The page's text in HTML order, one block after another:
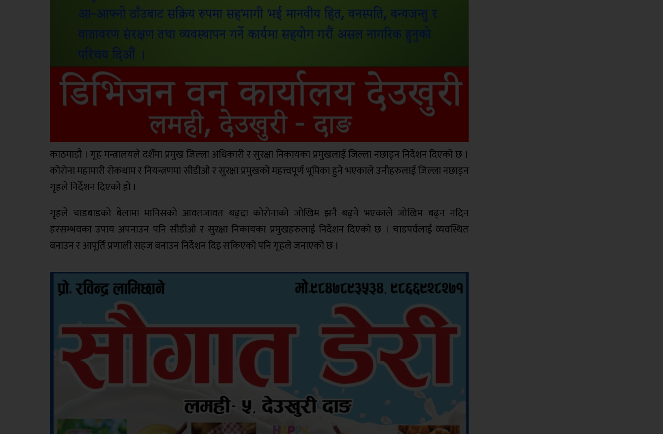
काठमाडाै‌ । गृह मन्त्रालयले दशैँमा प्रमुख जिल्ला अधिकारी र सुरक्षा निकायका प्रमुखलाई जिल्ला नछाड्न निर्देशन दिएको छ ।
कोरोना महामारी रोकथाम र नियन्त्रणमा सीडीओ र सुरक्षा प्रमुखको महत्त्वपूर्ण भूमिका हुने भएकाले उनीहरुलाई जिल्ला नछाड्न
गृहले निर्देशन दिएको हो ।
गृहले चाडबाडको बेलामा मानिसको आवतजावत बढ्दा कोरोनाको जोखिम झनै बढ्ने भएकाले जोखिम बढ्न नदिन
हरसम्भवका उपाय अपनाउन पनि सीडीओ र सुरक्षा निकायका प्रमुखहरुलाई निर्देशन दिएको छ । चाडपर्वलाई व्यवस्थित
बनाउन र आपूर्ति प्रणाली सहज बनाउन निर्देशन दिइ सकिएको पनि गृहले जनाएको छ ।